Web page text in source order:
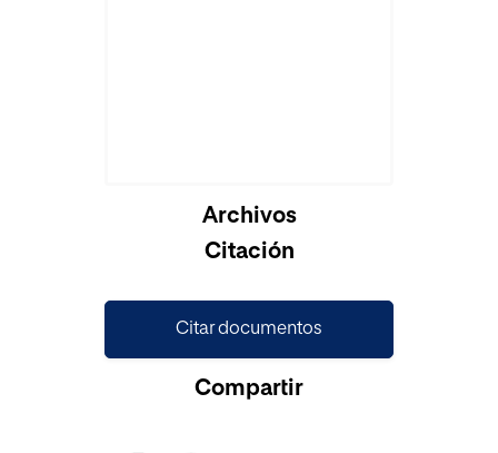
Archivos
Citación
Citar documentos
Compartir